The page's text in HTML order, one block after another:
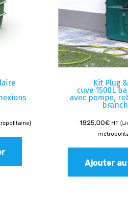
Kit Plug
cuve 1500L
avec pompe,
1825,00€ HT
Ajouter au